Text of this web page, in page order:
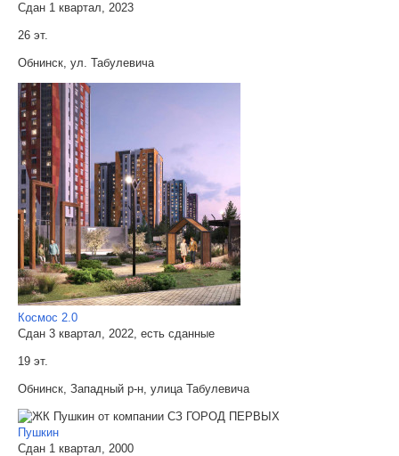
Сдан 1 квартал, 2023
26 эт.
Обнинск, ул. Табулевича
Космос 2.0
Сдан 3 квартал, 2022, есть сданные
19 эт.
Обнинск, Западный р-н, улица Табулевича
Пушкин
Сдан 1 квартал, 2000